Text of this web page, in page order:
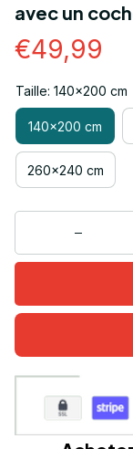
avec un
€49,99
Taille: 140x200 cm
140x200 cm
260x240 cm